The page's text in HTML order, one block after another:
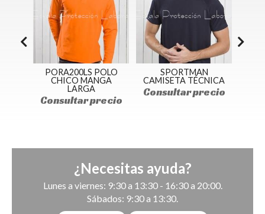
PORA200LS POLO
CHICO MANGA
LARGA
Consultar precio
SPORTMAN
CAMISETA TÉCNICA
Consultar precio
¿Necesitas ayuda?
Lunes a viernes: 9:30 a 13:30 - 16:30 a 20:00.
Sábados: 9:30 a 13:30.